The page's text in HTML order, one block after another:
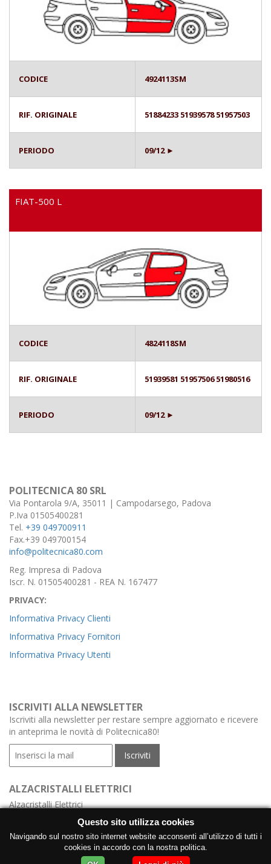
CODICE 4924113SM
RIF. ORIGINALE 51884233 51939578 51957503
PERIODO 09/12 ►
FIAT-500 L
CODICE 4824118SM
RIF. ORIGINALE 51939581 51957506 51980516
PERIODO 09/12 ►
POLITECNICA 80 SRL
Via Pontarola 9/A, 35011 | Campodarsego, Padova
P.Iva 01505400281
Tel. +39 049700911
Fax.+39 049700154
info@politecnica80.com
Reg. Impresa di Padova
Iscr. N. 01505400281 - REA N. 167477
PRIVACY:
Informativa Privacy Clienti
Informativa Privacy Fornitori
Informativa Privacy Utenti
ISCRIVITI ALLA NEWSLETTER
Iscriviti alla newsletter per restare sempre aggiornato e ricevere
in anteprima le novità di Politecnica80!
ALZACRISTALLI ELETTRICI
Alzacristalli Elettrici
Alzacristalli Elettrici Meccanismo
Alzacristalli Elettrici con Centralina
Produzione Alzacristalli Elettrici con Motore
Questo sito utilizza cookies
Navigando sul nostro sito internet website acconsenti all’utilizzo di tutti i
cookies in accordo con la nostra politica.